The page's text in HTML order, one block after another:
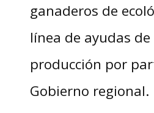
ganaderos de
línea de ayudas
producción por
Gobierno regional.